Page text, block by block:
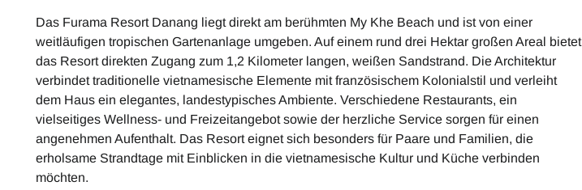
Das Furama Resort Danang liegt direkt am berühmten My Khe Beach und ist von einer
weitläufigen tropischen Gartenanlage umgeben. Auf einem rund drei Hektar großen Areal bietet
das Resort direkten Zugang zum 1,2 Kilometer langen, weißen Sandstrand. Die Architektur
verbindet traditionelle vietnamesische Elemente mit französischem Kolonialstil und verleiht
dem Haus ein elegantes, landestypisches Ambiente. Verschiedene Restaurants, ein
vielseitiges Wellness- und Freizeitangebot sowie der herzliche Service sorgen für einen
angenehmen Aufenthalt. Das Resort eignet sich besonders für Paare und Familien, die
erholsame Strandtage mit Einblicken in die vietnamesische Kultur und Küche verbinden
möchten.